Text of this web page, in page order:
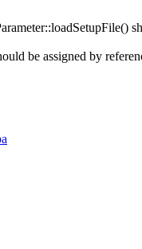
be assigned by